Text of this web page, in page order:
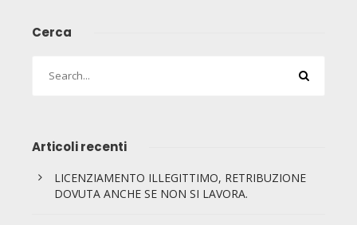
Cerca
Articoli recenti
LICENZIAMENTO ILLEGITTIMO, RETRIBUZIONE
DOVUTA ANCHE SE NON SI LAVORA.